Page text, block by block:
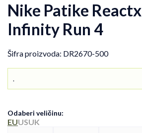
Nike Patike Reactx
Infinity Run 4
Šifra proizvoda: DR2670-500
.
Odaberi veličinu:
EUUSUK